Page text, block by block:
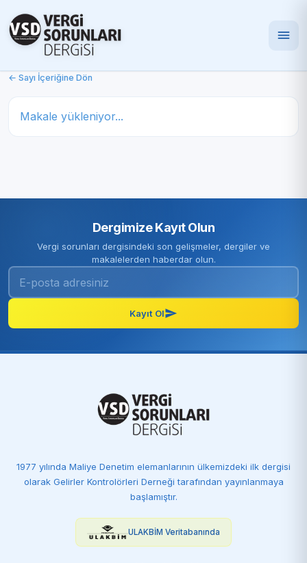
← Sayı İçeriğine Dön
Makale yükleniyor...
Dergimize Kayıt Olun
Vergi sorunları dergisindeki son gelişmeler, dergiler ve
makalelerden haberdar olun.
Kayıt Ol
1977 yılında Maliye Denetim elemanlarının ülkemizdeki ilk dergisi
olarak Gelirler Kontrolörleri Derneği tarafından yayınlanmaya
başlamıştır.
ULAKBİM Veritabanında